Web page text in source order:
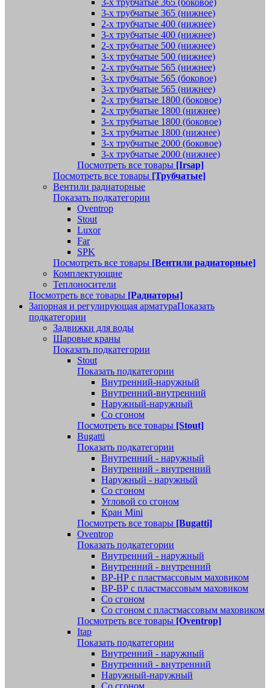
3-х трубчатые 365 (боковое)
3-х трубчатые 365 (нижнее)
2-х трубчатые 400 (нижнее)
3-х трубчатые 400 (нижнее)
2-х трубчатые 500 (нижнее)
3-х трубчатые 500 (нижнее)
2-х трубчатые 565 (нижнее)
3-х трубчатые 565 (боковое)
3-х трубчатые 565 (нижнее)
2-х трубчатые 1800 (боковое)
2-х трубчатые 1800 (нижнее)
3-х трубчатые 1800 (боковое)
3-х трубчатые 1800 (нижнее)
3-х трубчатые 2000 (боковое)
3-х трубчатые 2000 (нижнее)
Посмотреть все товары [Irsap]
Посмотреть все товары [Трубчатые]
Вентили радиаторные
Показать подкатегории
Oventrop
Stout
Luxor
Far
SPK
Посмотреть все товары [Вентили радиаторные]
Комплектующие
Теплоносители
Посмотреть все товары [Радиаторы]
Запорная и регулирующая арматураПоказать
подкатегории
Задвижки для воды
Шаровые краны
Показать подкатегории
Stout
Показать подкатегории
Внутренний-наружный
Внутренний-внутренний
Наружный-наружный
Со сгоном
Посмотреть все товары [Stout]
Bugatti
Показать подкатегории
Внутренний - наружный
Внутренний - внутренний
Наружный - наружный
Со сгоном
Угловой со сгоном
Кран Mini
Посмотреть все товары [Bugatti]
Oventrop
Показать подкатегории
Внутренний - наружный
Внутренний - внутренний
ВР-НР с пластмассовым маховиком
ВР-ВР с пластмассовым маховиком
Со сгоном
Со сгоном с пластмассовым маховиком
Посмотреть все товары [Oventrop]
Itap
Показать подкатегории
Внутренний - наружный
Внутренний - внутренний
Наружный-наружный
Со сгоном